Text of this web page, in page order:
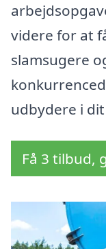
videre for at
slamsugere
udbydere i
Få 3 tilbud,